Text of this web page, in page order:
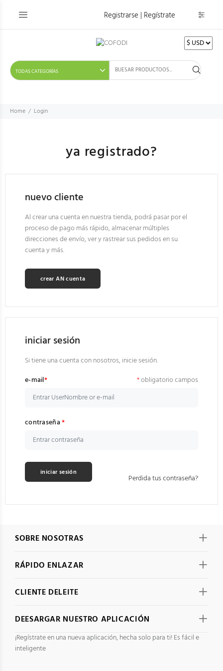
Registrarse | Regístrate
Home Login
ya registrado?
nuevo cliente
Al crear una cuenta en nuestra tienda, podrá pasar por el
proceso de pago más rápido, almacenar múltiples
direcciones de envío, ver y rastrear sus pedidos en su
cuenta y más.
crear AN cuenta
iniciar sesión
Si tiene una cuenta con nosotros, inicie sesión.
e-mail* *obligatorio campos
contraseña*
Perdida tus contraseña?
SOBRE NOSOTRAS
RÁPIDO ENLAZAR
CLIENTE DELEITE
DEESARGAR NUESTRO APLICACIÓN
¡Regístrate en una nueva aplicación, hecha solo para ti! Es fácil e
inteligente